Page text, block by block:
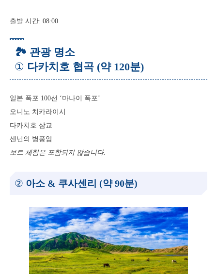
출발 시간: 08:00
🏞 관광 명소
① 다카치호 협곡 (약 120분)
일본 폭포 100선 ‘마나이 폭포’
오니노 치카라이시
다카치호 삼교
센닌의 병풍암
보트 체험은 포함되지 않습니다.
② 아소 & 쿠사센리 (약 90분)